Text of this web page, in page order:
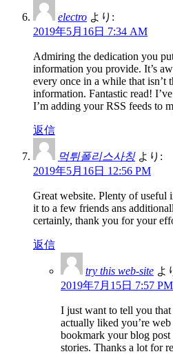
electro より:
2019年5月16日 7:34 AM
Admiring the dedication you
information you provide. It’s
every once in a while that isn’t
information. Fantastic read!
I’m adding your RSS feeds to
返信
먹튀폴리스사칭 より:
2019年5月16日 12:56 PM
Great website. Plenty of useful
it to a few friends ans
certainly, thank you for your
返信
try this web-site よ
2019年7月15日 7:57 PM
I just want to tell you
actually liked you’re
bookmark your blog post
stories. Thanks a lot for